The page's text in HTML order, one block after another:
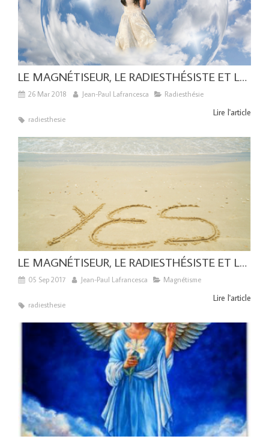
LE MAGNÉTISEUR, LE RADIESTHÉSISTE ET LES ENTITÉS DÉCÉDÉES
26 Mar 2018 Jean-Paul Lafrancesca Radiesthésie
Lire l'article
radiesthesie
LE MAGNÉTISEUR, LE RADIESTHÉSISTE ET LE TENIA (le ver solitaire)
05 Sep 2017 Jean-Paul Lafrancesca Magnétisme
Lire l'article
radiesthesie